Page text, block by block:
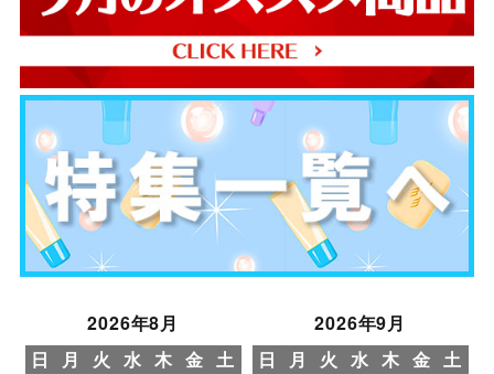
2026年8月
日
月 火 水 木 金 土
2026年9月
日
月 火 水 木 金 土